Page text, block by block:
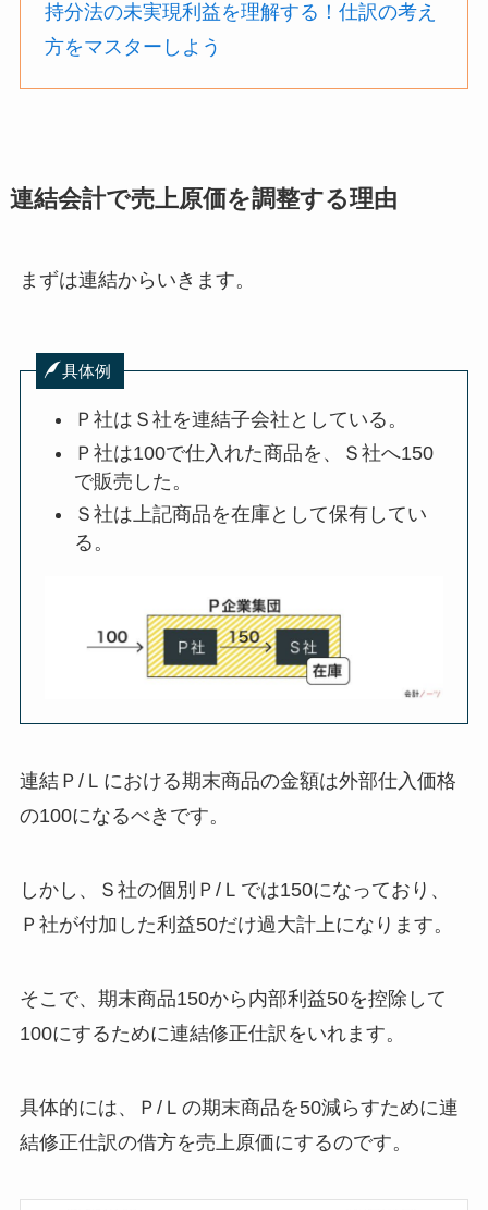
持分法の未実現利益を理解する！仕訳の考え
方をマスターしよう
連結会計で売上原価を調整する理由
まずは連結からいきます。
具体例
Ｐ社はＳ社を連結子会社としている。
Ｐ社は100で仕入れた商品を、Ｓ社へ150
で販売した。
Ｓ社は上記商品を在庫として保有してい
る。
連結Ｐ/Ｌにおける期末商品の金額は外部仕入価格
の100になるべきです。
しかし、Ｓ社の個別Ｐ/Ｌでは150になっており、
Ｐ社が付加した利益50だけ過大計上になります。
そこで、 期末商品150から内部利益50を控除して
100にするために連結修正仕訳をいれます。
具体的には、 Ｐ/Ｌの期末商品を50減らすために連
結修正仕訳の借方を売上原価にするのです。